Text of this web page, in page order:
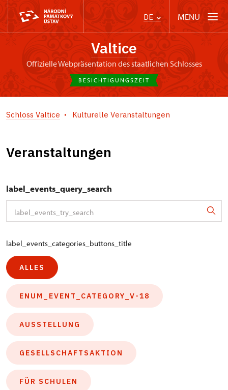
DE MENU
Valtice
offizielle Webpräsentation des staatlichen Schlosses
BESICHTIGUNGSZEIT
Schloss Valtice Kulturelle Veranstaltungen
Veranstaltungen
label_events_query_search
label_events_categories_buttons_title
ALLES
ENUM_EVENT_CATEGORY_V-18
AUSSTELLUNG
GESELLSCHAFTSAKTION
FÜR SCHULEN